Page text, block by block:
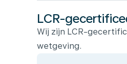
LCR-
Wij zijn LCR-
wetgeving.